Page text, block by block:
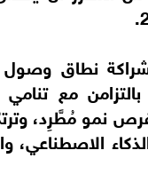
نطاق وصول
مع
فرص نمو مُطَّرِد،
الاصطناعي،